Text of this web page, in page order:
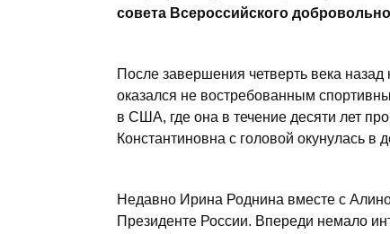
совета Всероссийского
После завершения четверть века
оказался не востребованным
в США, где она в течение десяти лет
Константиновна с головой окунулась в
Недавно Ирина Роднина вместе с
Президенте России. Впереди немало